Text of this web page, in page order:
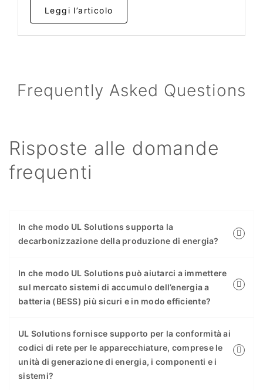
Leggi l’articolo
Frequently Asked Questions
Risposte alle domande
frequenti
In che modo UL Solutions supporta la
decarbonizzazione della produzione di energia?
In che modo UL Solutions può aiutarci a immettere
sul mercato sistemi di accumulo dell’energia a
batteria (BESS) più sicuri e in modo efficiente?
UL Solutions fornisce supporto per la conformità ai
codici di rete per le apparecchiature, comprese le
unità di generazione di energia, i componenti e i
sistemi?